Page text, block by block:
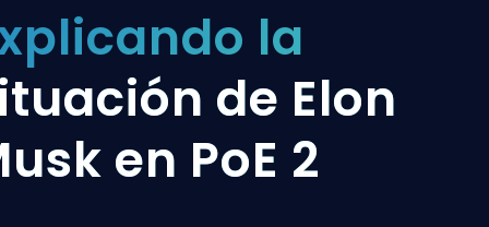
la
de Elon
en PoE 2